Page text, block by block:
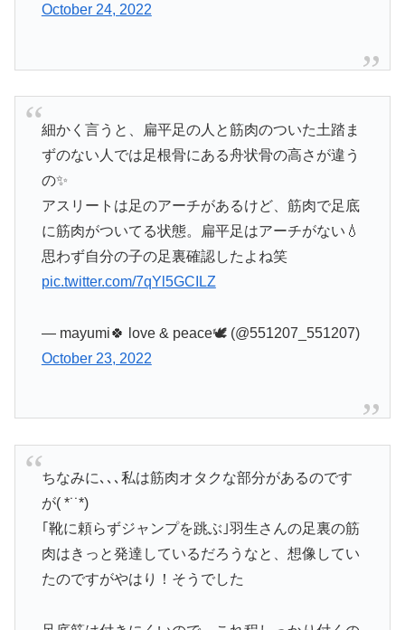
October 24, 2022
細かく言うと、扁平足の人と筋肉のついた土踏ま
ずのない人では足根骨にある舟状骨の高さが違う
の✨
アスリートは足のアーチがあるけど、筋肉で足底
に筋肉がついてる状態。扁平足はアーチがない💧
思わず自分の子の足裏確認したよね笑
pic.twitter.com/7qYl5GCILZ
— mayumi🍀 love & peace🕊 (@551207_551207)
October 23, 2022
ちなみに､､､私は筋肉オタクな部分があるのです
が( *˙˙*)
｢靴に頼らずジャンプを跳ぶ｣羽生さんの足裏の筋
肉はきっと発達しているだろうなと、想像してい
たのですがやはり！そうでした